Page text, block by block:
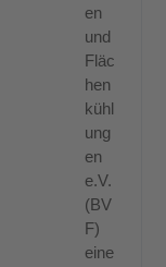
en
und
Fläc
hen
kühl
ung
en
e.V.
(BV
F)
eine